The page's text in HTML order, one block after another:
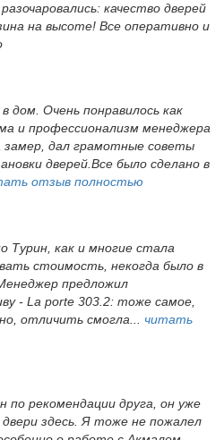
качество дверей
на высоте! Все оперативно и
дом. Очень понравилось как
и профессионализм менеджера
замер, дал грамотные советы
дверей.Все было сделано в
отзыв полностью
Турин, как и многие стала
стоимость, некогда было в
предложил
- La porte 303.2: тоже самое,
отличить смогла... читать
рекомендации друга, он уже
здесь. Я тоже не пожалел